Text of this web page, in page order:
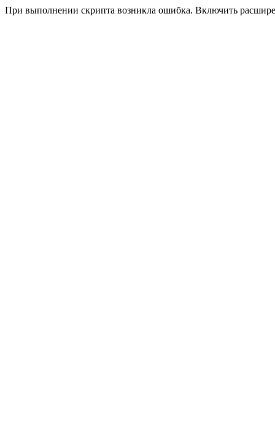
При выполнении скрипта возникла ошибка. Включить